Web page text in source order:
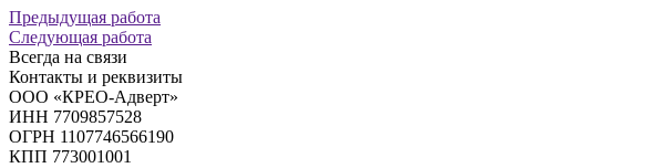
Предыдущая работа
Следующая работа
Всегда на связи
Контакты и реквизиты
ООО «КРЕО‐Адверт»
ИНН 7709857528
ОГРН 1107746566190
КПП 773001001